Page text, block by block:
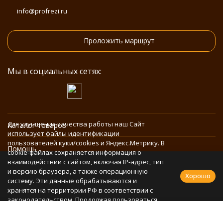
info@profrezi.ru
Проложить маршрут
Мы в социальных сетях:
Каталог товаров
Помощь
Информация
Политика персональных данных
Для улучшения качества работы наш Сайт
использует файлы идентификации
пользователей куки/cookies и Яндекс.Метрику. В
cookie-файлах сохраняется информация о
взаимодействии с сайтом, включая IP-адрес, тип
и версию браузера, а также операционную
систему. Эти данные обрабатываются и
хранятся на территории РФ в соответствии с
законодательством. Продолжая пользоваться
Хорошо